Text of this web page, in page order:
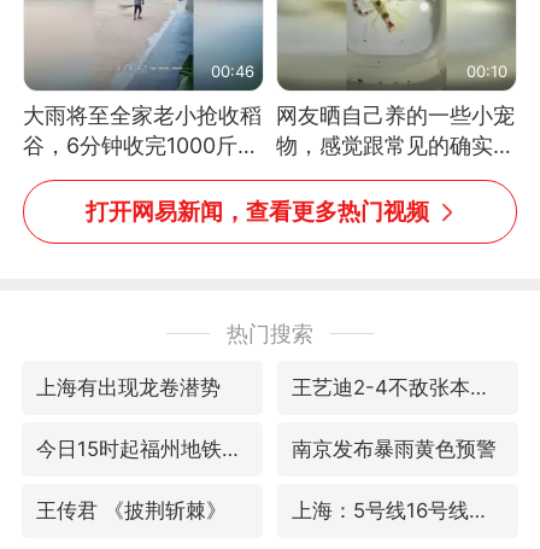
00:46
大雨将至全家老小抢收稻
谷，6分钟收完1000斤，
没有一个人掉链子
00:10
网友晒自己养的一些小宠
物，感觉跟常见的确实有
些不一样
打开网易新闻，查看更多热门视频
热门搜索
上海有出现龙卷潜势 王艺迪2-4不敌张本美和止步4强
今日15时起福州地铁高架区段停运 南京发布暴雨黄色预警
王传君 《披荆斩棘》 上海：5号线16号线浦江线全线停运